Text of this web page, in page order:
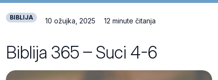
BIBLIJA 10 ožujka, 2025 12 minute čitanja
Biblija 365 – Suci 4-6